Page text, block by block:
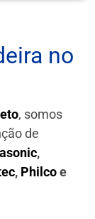
no
, somos
de
,
, Philcoe